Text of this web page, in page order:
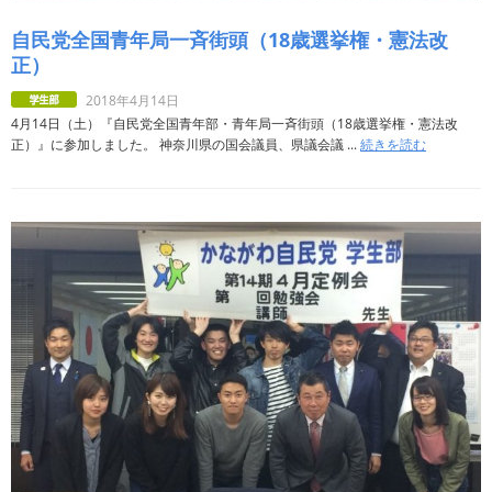
自民党全国青年局一斉街頭（18歳選挙権・憲法改
正）
2018年4月14日
4月14日（土）『自民党全国青年部・青年局一斉街頭（18歳選挙権・憲法改
正）』に参加しました。 神奈川県の国会議員、県議会議 ...続きを読む